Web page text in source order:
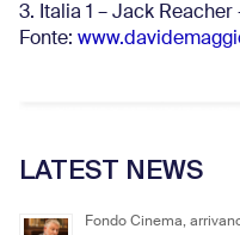
3. Italia 1 – Jack
Fonte:
LATEST NEWS
Fondo Cinema,